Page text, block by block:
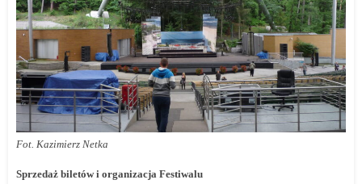
Fot. Kazimierz Netka
Sprzedaż biletów i organizacja Festiwalu